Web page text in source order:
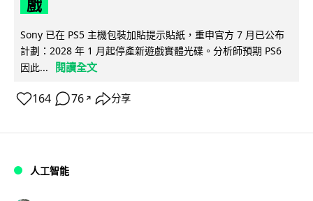
戲
Sony 已在 PS5 主機包裝加貼提示貼紙，重申官方 7 月已公布
計劃：2028 年 1 月起停產新遊戲實體光碟。分析師預期 PS6
因此...
閱讀全文
164 76 ↗ 分享
人工智能